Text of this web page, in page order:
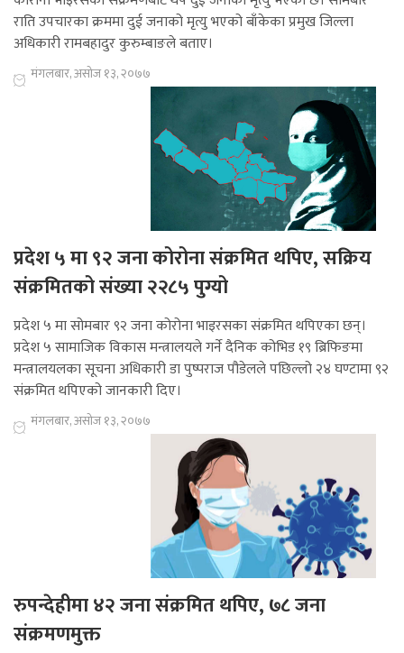
राति उपचारका क्रममा दुई जनाको मृत्यु भएको बाँकेका प्रमुख जिल्ला
अधिकारी रामबहादुर कुरुम्बाङले बताए।
मंगलबार, असोज १३, २०७७
प्रदेश ५ मा ९२ जना कोरोना संक्रमित थपिए, सक्रिय
संक्रमितको संख्या २२८५ पुग्यो
प्रदेश ५ मा सोमबार ९२ जना कोरोना भाइरसका संक्रमित थपिएका छन्।
प्रदेश ५ सामाजिक विकास मन्त्रालयले गर्ने दैनिक कोभिड १९ ब्रिफिङमा
मन्त्रालयलका सूचना अधिकारी डा पुष्पराज पौडेलले पछिल्लो २४ घण्टामा ९२
संक्रमित थपिएको जानकारी दिए।
मंगलबार, असोज १३, २०७७
रुपन्देहीमा ४२ जना संक्रमित थपिए, ७८ जना
संक्रमणमुक्त